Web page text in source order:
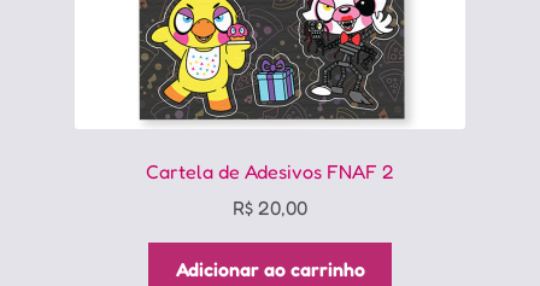
Cartela de Adesivos FNAF 2
R$ 20,00
Adicionar ao carrinho